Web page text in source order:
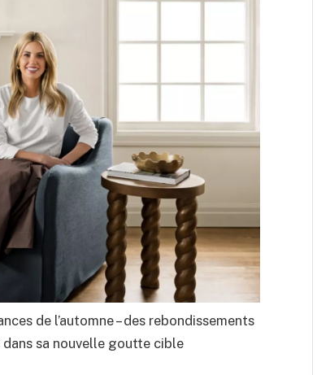
de l’automne – des rebondissements
sa nouvelle goutte cible